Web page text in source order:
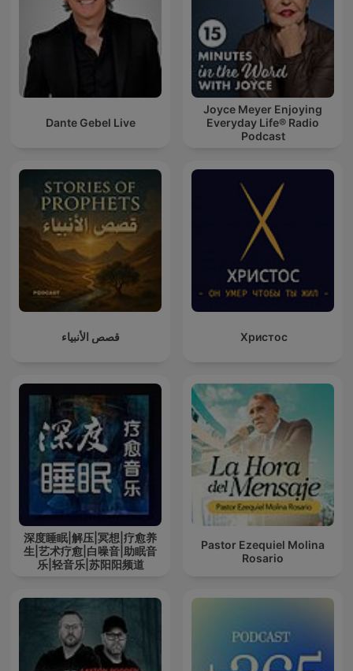
Dante Gebel Live
Joyce Meyer Enjoying
Everyday Life® Radio
Podcast
قصص الأنبياء Христос
深度睡眠|解压|冥想|疗愈养
生|艺术疗愈|白噪音|助眠音
乐|轻音乐|苏阳阳频道
Pastor Ezequiel Molina
Rosario